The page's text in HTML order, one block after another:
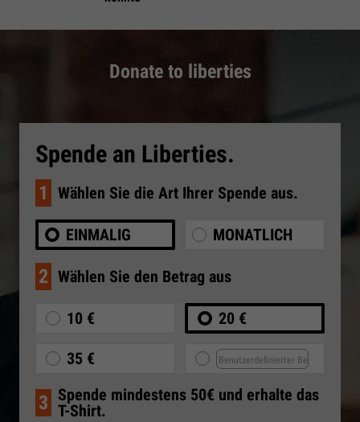
Donate to liberties
Spende an Liberties.
1 Wählen Sie die Art Ihrer Spende aus.
EINMALIG MONATLICH
2 Wählen Sie den Betrag aus
10 € 20 €
35 €
3 Spende mindestens 50€ und erhalte das
T-Shirt.